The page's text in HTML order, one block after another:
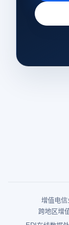
增值电
跨地区增